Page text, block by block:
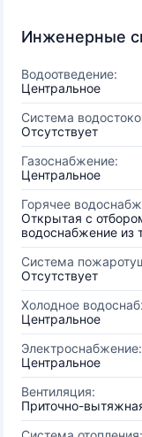
Инженерные
Водоотведение:
Центральное
Система
Отсутствует
Газоснабжение:
Центральное
Горячее
Открытая с
водоснабжение из
Система
Отсутствует
Холодное
Центральное
Электроснабжение:
Центральное
Вентиляция:
Приточно-